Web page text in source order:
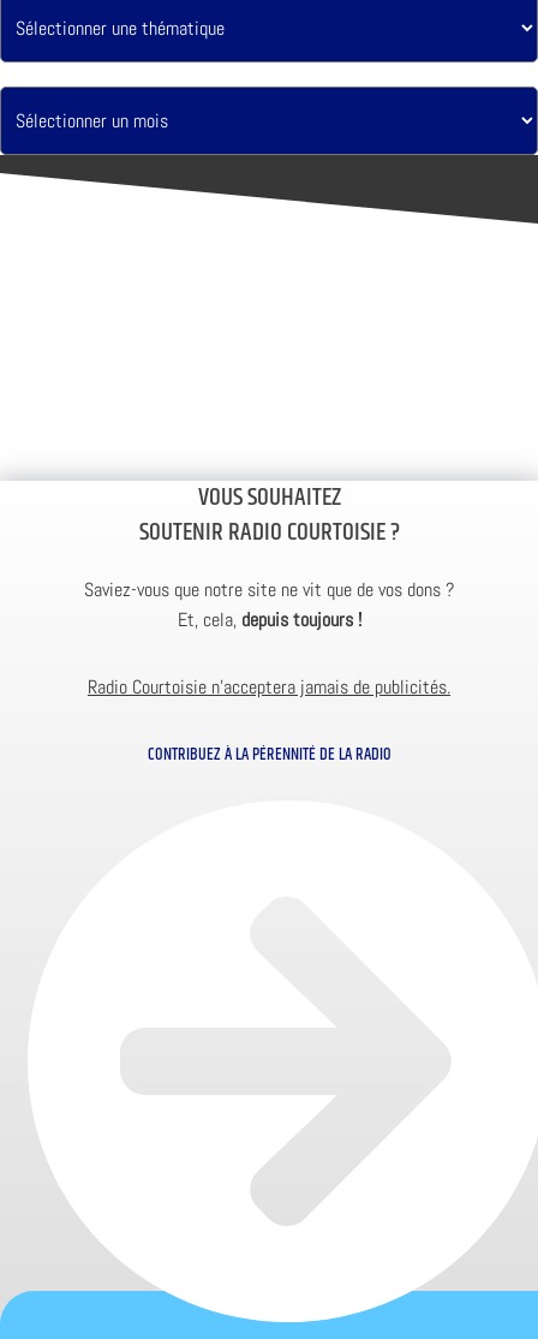
VOUS SOUHAITEZ
SOUTENIR RADIO COURTOISIE ?
Saviez-vous que notre site ne vit que de vos dons ?
Et, cela, depuis toujours !
Radio Courtoisie n’acceptera jamais de publicités.
CONTRIBUEZ À LA PÉRENNITÉ DE LA RADIO